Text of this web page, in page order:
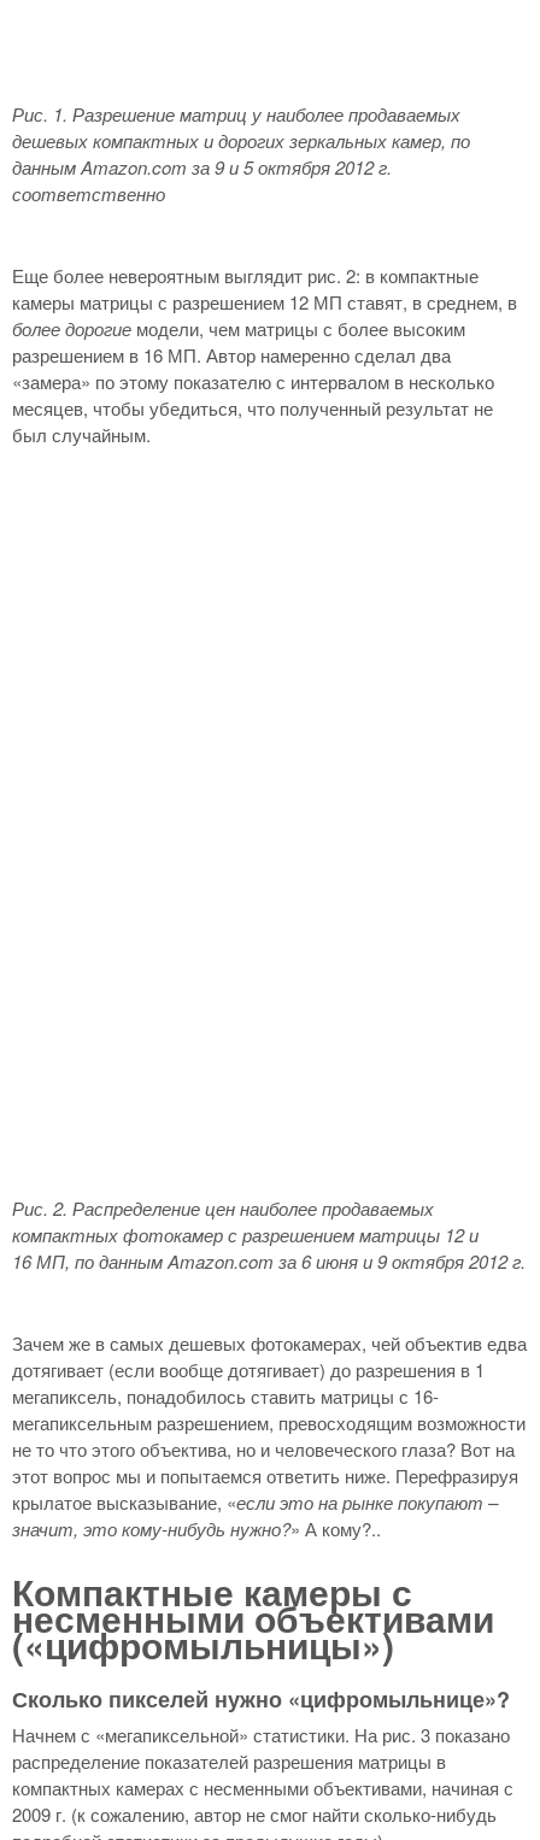
Рис. 1. Разрешение матриц у наиболее продаваемых
дешевых компактных и дорогих зеркальных камер, по
даннымAmazon.com за 9 и 5 октября 2012 г.
соответственно
Еще более невероятным выглядит рис. 2: в компактные
камеры матрицы с разрешением 12 МП ставят, в среднем, в
более дорогие модели, чем матрицы с более высоким
разрешением в 16 МП. Автор намеренно сделал два
«замера» по этому показателю с интервалом в несколько
месяцев, чтобы убедиться, что полученный результат не
был случайным.
Рис. 2. Распределение цен наиболее продаваемых
компактных фотокамер с разрешением матрицы 12 и
16 МП, по даннымAmazon.com за 6 июня и 9 октября 2012 г.
Зачем же в самых дешевых фотокамерах, чей объектив едва
дотягивает (если вообще дотягивает) до разрешения в 1
мегапиксель, понадобилось ставить матрицы с 16-
мегапиксельным разрешением, превосходящим возможности
не то что этого объектива, но и человеческого глаза? Вот на
этот вопрос мы и попытаемся ответить ниже. Перефразируя
крылатое высказывание, «если это на рынке покупают –
значит, это кому-нибудь нужно?» А кому?..
Компактные камеры с
несменными объективами
(«цифромыльницы»)
Сколько пикселей нужно «цифромыльнице»?
Начнем с «мегапиксельной» статистики. На рис. 3 показано
распределение показателей разрешения матрицы в
компактных камерах с несменными объективами, начиная с
2009 г. (к сожалению, автор не смог найти сколько-нибудь